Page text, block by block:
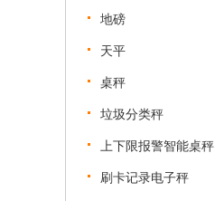
地磅
天平
桌秤
垃圾分类秤
上下限报警智能桌秤
刷卡记录电子秤